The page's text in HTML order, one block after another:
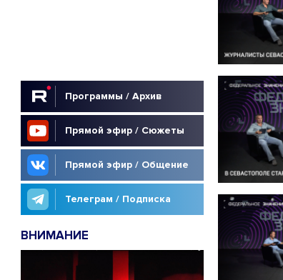
Программы / Архив
Прямой эфир / Сюжеты
Прямой эфир / Общение
Телеграм / Подписка
ВНИМАНИЕ